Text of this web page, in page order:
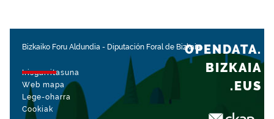
Bizkaiko Foru Aldundia - Diputación Foral de Bizkaia
Irisgarritasuna
Web mapa
Lege-oharra
Cookiak
OPENDATA.
BIZKAIA
.EUS